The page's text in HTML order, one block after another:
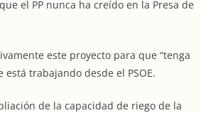
el PP nunca ha creído en la Presa de
este proyecto para que “tenga
trabajando desde el PSOE.
de la capacidad de riego de la